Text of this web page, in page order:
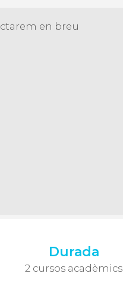
en breu
Durada
2 cursos acadèmics